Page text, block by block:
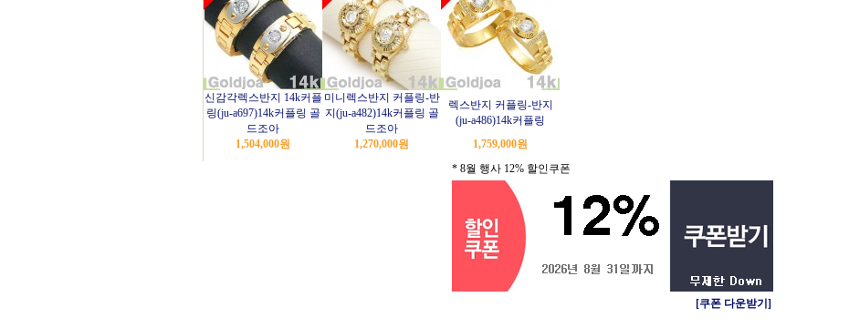
신감각렉스반지 14k커플
링(ju-a697)14k커플링 골
드조아
미니렉스반지 커플링-반
지(ju-a482)14k커플링 골
드조아
렉스반지 커플링-반지
(ju-a486)14k커플링
1,504,000원 1,270,000원 1,759,000원
* 8월 행사 12% 할인쿠폰
[쿠폰 다운받기]